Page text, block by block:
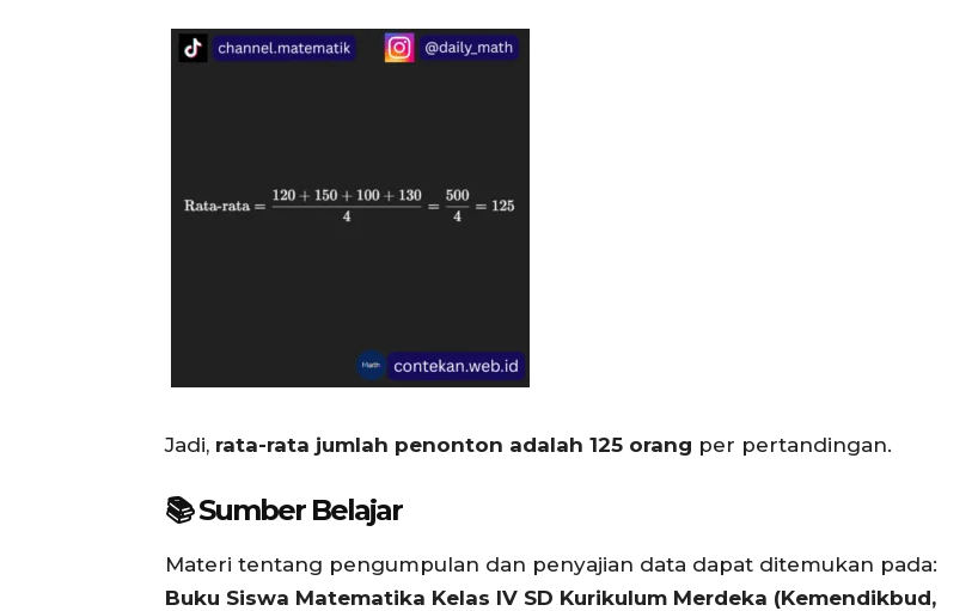
Jadi, rata-rata jumlah penonton adalah 125 orang per pertandingan.
📚 Sumber Belajar
Materi tentang pengumpulan dan penyajian data dapat ditemukan pada:
Buku Siswa Matematika Kelas IV SD Kurikulum Merdeka (Kemendikbud,